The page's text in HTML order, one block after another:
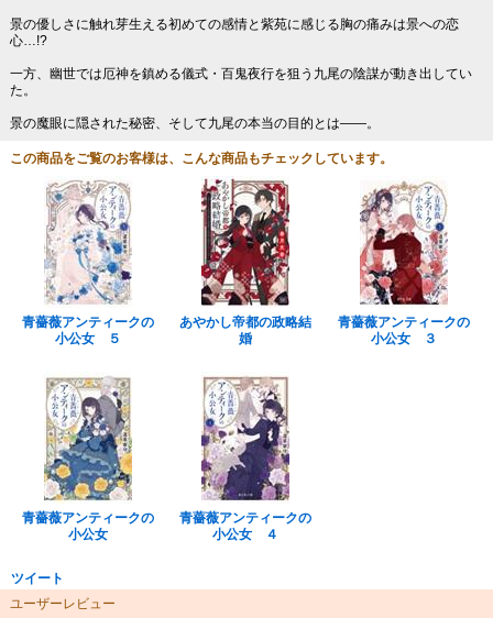
景の優しさに触れ芽生える初めての感情と紫苑に感じる胸の痛みは景への恋
心…!?
一方、幽世では厄神を鎮める儀式・百鬼夜行を狙う九尾の陰謀が動き出してい
た。
景の魔眼に隠された秘密、そして九尾の本当の目的とは――。
この商品をご覧のお客様は、こんな商品もチェックしています。
青薔薇アンティークの
小公女 ５
あやかし帝都の政略結
婚
青薔薇アンティークの
小公女 ３
青薔薇アンティークの
小公女
青薔薇アンティークの
小公女 ４
ツイート
ユーザーレビュー